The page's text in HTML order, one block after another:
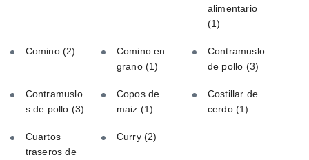
alimentario
(1)
Comino (2)
Comino en
grano (1)
Contramuslo
de pollo (3)
Contramuslo
s de pollo (3)
Copos de
maiz (1)
Costillar de
cerdo(1)
Cuartos
traseros de
Curry (2)